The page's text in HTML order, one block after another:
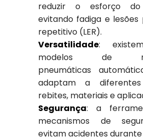
reduzir o esforço do
evitando fadiga e
repetitivo (LER).
Versatilidade:
modelos de
pneumáticas
adaptam a
rebites, materiais e
Segurança: a
mecanismos de
evitam acidentes durante